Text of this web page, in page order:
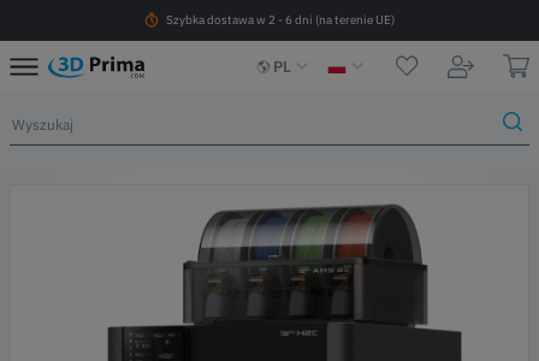
Szybka dostawa w 2 - 6 dni (na terenie UE)
PL